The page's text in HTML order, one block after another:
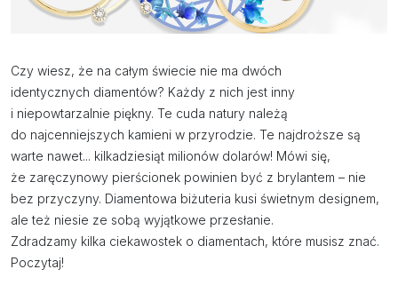
Czy wiesz, że na całym świecie nie ma dwóch
identycznych diamentów? Każdy z nich jest inny
i niepowtarzalnie piękny. Te cuda natury należą
do najcenniejszych kamieni w przyrodzie. Te najdroższe są
warte nawet... kilkadziesiąt milionów dolarów! Mówi się,
że zaręczynowy pierścionek powinien być z brylantem – nie
bez przyczyny. Diamentowa biżuteria kusi świetnym designem,
ale też niesie ze sobą wyjątkowe przesłanie.
Zdradzamy kilka ciekawostek o diamentach, które musisz znać.
Poczytaj!